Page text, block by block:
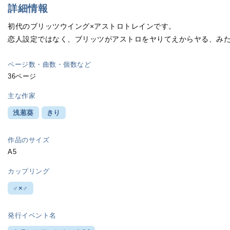
詳細情報
初代のブリッツウイング×アストロトレインです。
恋人設定ではなく、ブリッツがアストロをヤりてえからヤる、み
ページ数・曲数・個数など
36ページ
主な作家
浅葱葵 きり
作品のサイズ
A5
カップリング
♂×♂
発行イベント名